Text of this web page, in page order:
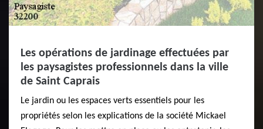
Les opérations de jardinage effectuées par
les paysagistes professionnels dans la ville
de Saint Caprais
Le jardin ou les espaces verts essentiels pour les
propriétés selon les explications de la société Mickael